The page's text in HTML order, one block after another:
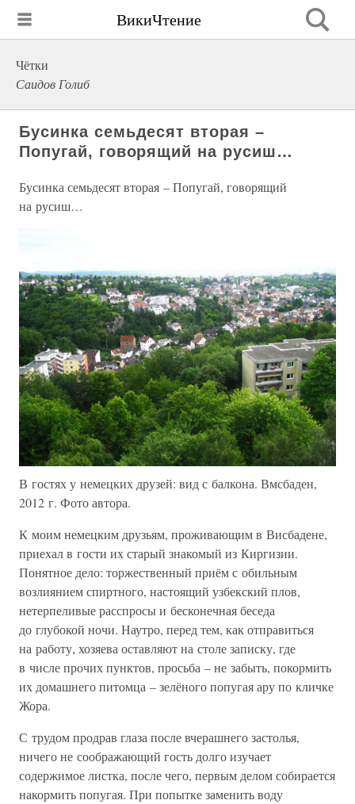
ВикиЧтение
Чётки
Саидов Голиб
Бусинка семьдесят вторая –
Попугай, говорящий на русиш…
Бусинка семьдесят вторая – Попугай, говорящий
на русиш…
В гостях у немецких друзей: вид с балкона. Вмсбаден,
2012 г. Фото автора.
К моим немецким друзьям, проживающим в Висбадене,
приехал в гости их старый знакомый из Киргизии.
Понятное дело: торжественный приём с обильным
возлиянием спиртного, настоящий узбекский плов,
нетерпеливые расспросы и бесконечная беседа
до глубокой ночи. Наутро, перед тем, как отправиться
на работу, хозяева оставляют на столе записку, где
в числе прочих пунктов, просьба – не забыть, покормить
их домашнего питомца – зелёного попугая ару по кличке
Жора.
С трудом продрав глаза после вчерашнего застолья,
ничего не соображающий гость долго изучает
содержимое листка, после чего, первым делом собирается
накормить попугая. При попытке заменить воду